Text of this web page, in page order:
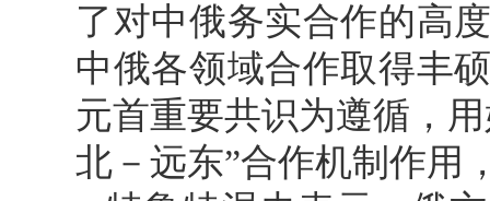
了对中俄务实合作的高
中俄各领域合作取得丰
元首重要共识为遵循，
北－远东”合作机制作用